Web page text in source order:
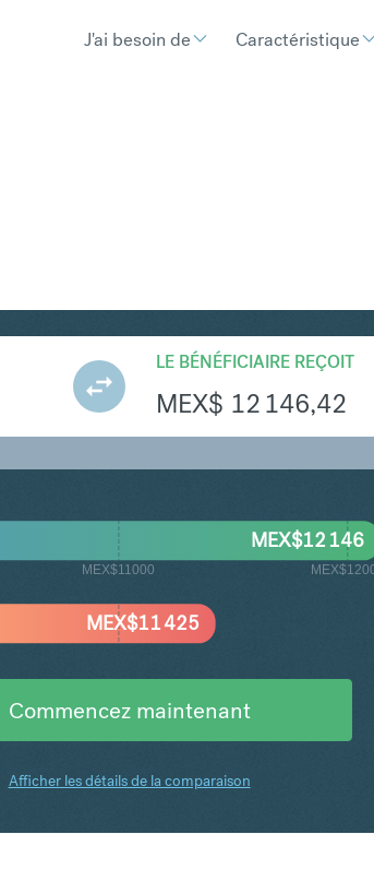
J'ai besoin de Caractéristique
LE BÉNÉFICIAIRE REÇOIT
MEX$ 12 146,42
MEX$11000
MEX$11 425
MEX$12 146
Commencez maintenant
Afficher les détails de la comparaison